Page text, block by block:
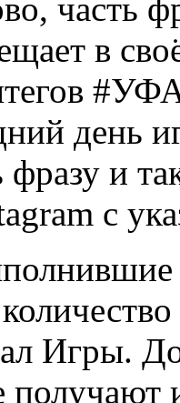
часть
в
день
и
с
Игры.
получают